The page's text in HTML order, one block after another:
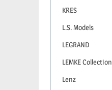
KRES
L.S. Models
LEGRAND
LEMKE Collection
Lenz